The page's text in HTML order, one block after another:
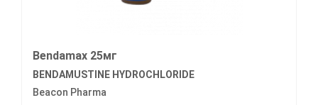
Bendamax 25мг
BENDAMUSTINE HYDROCHLORIDE
Beacon Pharma